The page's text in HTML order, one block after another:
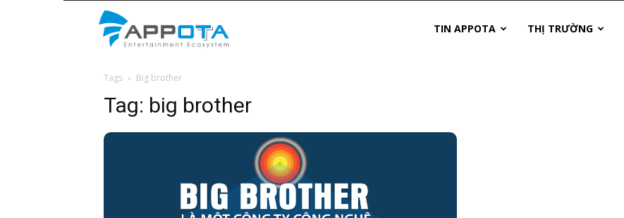
TIN APPOTA THỊ TRƯỜNG
Tags Big brother
Tag: big brother